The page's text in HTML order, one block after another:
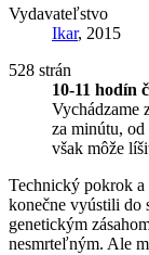
Vydavateľstvo
Ikar, 2015
528 strán
10-11 hodín
Vychádzame
za minútu,
však môže
Technický pokrok a
konečne vyústili do
genetickým
nesmrteľným. Ale